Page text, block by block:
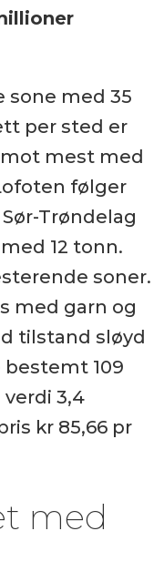
sone med 35
per sted er
mest med
følger
Trøndelag
12 tonn.
soner.
med garn og
tilstand sløyd
109
3,4
kr 85,66 pr
med